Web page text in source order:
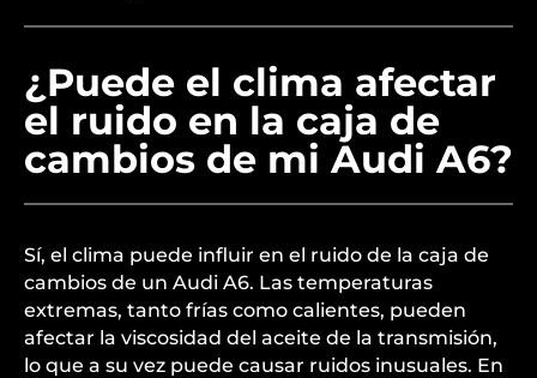
¿Puede el clima afectar
el ruido en la caja de
cambios de mi Audi A6?
Sí, el clima puede influir en el ruido de la caja de
cambios de un Audi A6. Las temperaturas
extremas, tanto frías como calientes, pueden
afectar la viscosidad del aceite de la transmisión,
lo que a su vez puede causar ruidos inusuales. En